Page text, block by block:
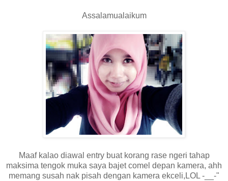
Assalamualaikum
Maaf kalao diawal entry buat korang rase ngeri tahap
maksima tengok muka saya bajet comel depan kamera, ahh
memang susah nak pisah dengan kamera ekceli,LOL -__-"